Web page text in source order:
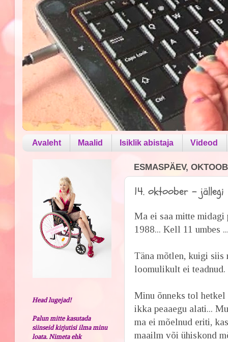
Avaleht Maalid Isiklik abistaja Videod
ESMASPÄEV,
14. oktoober - jällegi
Ma ei saa mitte midagi
1988... Kell 11 umbes
Täna mõtlen, kuigi siis
loomulikult ei teadnud.
Minu õnneks tol
ikka peaaegu alati...
ma ei mõelnud eriti,
maailm või ühiskond
Head lugejad!
Palun mitte kasutada
siinseid kirjutisi ilma minu
loata. Nimeta ehk